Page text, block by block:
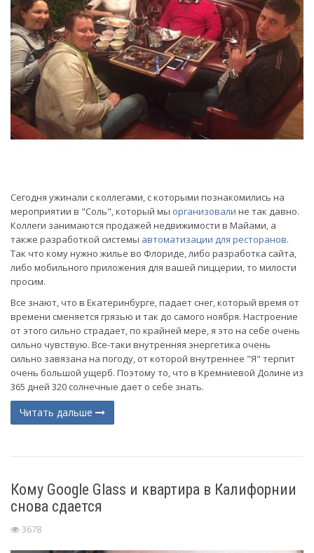
Сегодня ужинали с коллегами, с которыми познакомились на
мероприятии в "Соль", который мы организовали не так давно.
Коллеги занимаются продажей недвижимости в Майами, а
также разработкой системы автоматизации для ресторанов.
Так что кому нужно жилье во Флориде, либо разработка сайта,
либо мобильного приложения для вашей пиццерии, то милости
просим.
Все знают, что в Екатеринбурге, падает снег, который время от
времени сменяется грязью и так до самого ноября. Настроение
от этого сильно страдает, по крайней мере, я это на себе очень
сильно чувствую. Все-таки внутренняя энергетика очень
сильно завязана на погоду, от которой внутреннее "Я" терпит
очень большой ущерб. Поэтому то, что в Кремниевой Долине из
365 дней 320 солнечные дает о себе знать.
Читать дальше
Кому Google Glass и квартира в Калифорнии
снова сдается
3678